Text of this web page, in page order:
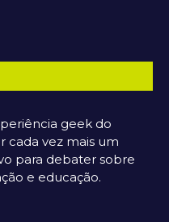
geek do
cada vez mais um
para debater sobre
e educação.